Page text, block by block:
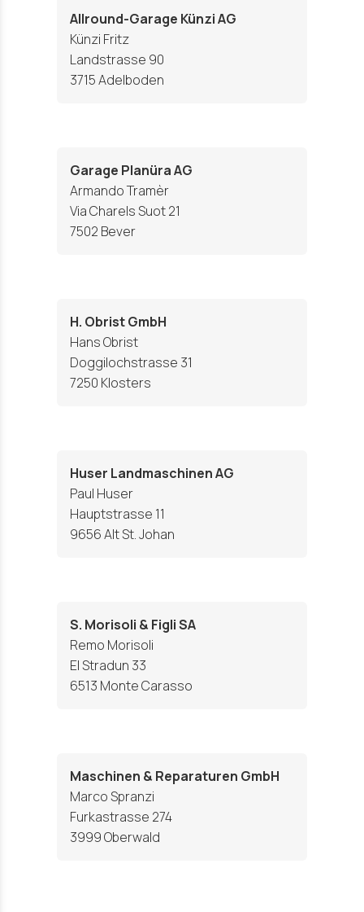
Allround-Garage Künzi AG
Künzi Fritz
Landstrasse 90
3715 Adelboden
Garage Planüra AG
Armando Tramèr
Via Charels Suot 21
7502 Bever
H. Obrist GmbH
Hans Obrist
Doggilochstrasse 31
7250 Klosters
Huser Landmaschinen AG
Paul Huser
Hauptstrasse 11
9656 Alt St. Johan
S. Morisoli & Figli SA
Remo Morisoli
El Stradun 33
6513 Monte Carasso
Maschinen & Reparaturen GmbH
Marco Spranzi
Furkastrasse 274
3999 Oberwald